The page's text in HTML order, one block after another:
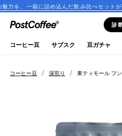
込んだ飲み比べセットが登場！
診
close
ログイン
新規会員登録
コーヒー豆 / 深煎り / 東ティモール フ
コーヒー豆 サブスク 豆ガチャ